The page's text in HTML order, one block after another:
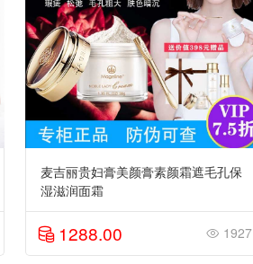
麦吉丽贵妇膏美颜膏素颜霜遮毛孔保
湿滋润面霜
1288.00 1927